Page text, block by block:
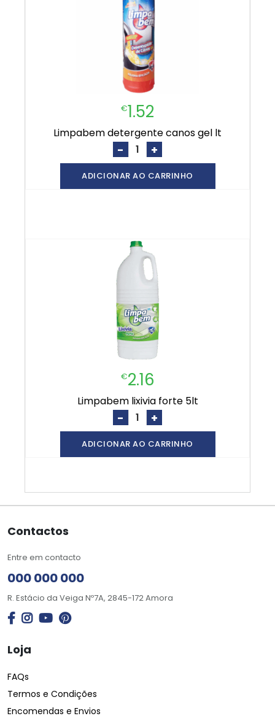
€1.52
limpabem detergente canos gel lt
- +
ADICIONAR AO CARRINHO
€2.16
limpabem lixivia forte 5lt
- +
ADICIONAR AO CARRINHO
Contactos
Entre em contacto
000 000 000
R. Estácio da Veiga Nº7A, 2845-172 Amora
Loja
FAQs
Termos e Condições
Encomendas e Envios